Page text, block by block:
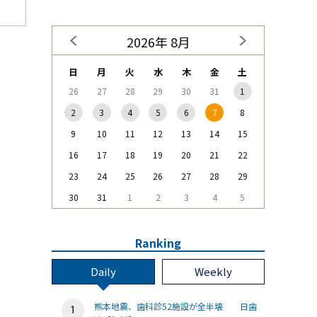
2026年 8月
日 月 火 水 木 金 土
26 27 28 29 30 31
1
2
3 4 5 6 7
8
9
10 11 12 13 14
15
16
17 18 19 20 21
22
23
24 25 26 27 28
29
30
31 1 2 3 4 5
Ranking
Daily Weekly
熊本地震、歯科診52施設が全半壊 日歯